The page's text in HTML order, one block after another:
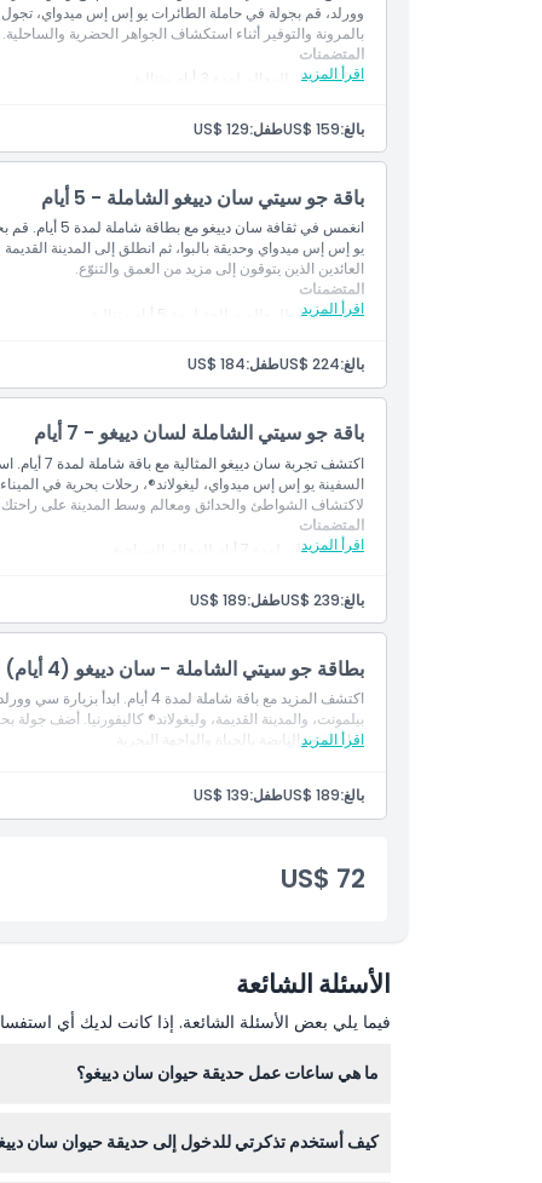
وورلد، قم بجولة في حاملة الطائرات يو إس إس ميدواي، تجول
بالمرونة والتوفير أثناء استكشاف الجواهر الحضرية والساحلية.
اقرأ المزيد
المتضمنات
بطاقة دخول للمعالم لمدة 3 أيام متتالية
دخول مجاني إلى معلم مميز واحد من اختيارك (اختر من: سي
"اصعد وانزل" في البلدة القديمة لمدة 3 أيام)
دليل رقمي بمعلومات عن المعالم وتعليمات
بالغ:US$ 159طفل:US$ 129
باقة جو سيتي سان دييغو الشاملة - 5 أيام
انغمس في
يو إس إس ميدواي وحديقة بالبوا، ثم انطلق إلى المدينة
العائدين الذين يتوقون إلى مزيد من العمق والتنوّع.
اقرأ المزيد
المتضمنات
بطاقة دخول للمعالم صالحة لمدة 5 أيام متتالية
دخول مجاني إلى واحد من المعالم المميزة من اختيارك
جولة ترام المدينة القديمة بنظام الصعود والنزول لمدة 3 أيام)
دليل رقمي يتضمن معلومات عن المعالم وإرشادات.
بالغ:US$ 224طفل:US$ 184
باقة جو سيتي الشاملة لسان دييغو - 7 أيام
اكتشف
السفينة يو إس إس ميدواي، ليغولاند®، رحلات بحرية في
لاكتشاف الشواطئ والحدائق ومعالم وسط المدينة على راحتك.
اقرأ المزيد
المتضمنات
تصريح متتالي لمدة 7 أيام للمعالم السياحية
دخول مجاني إلى أحد المعالم المميزة من اختيارك (اختر من:
ترام الحي القديم بصعود ونزول لمدة 3 أيام)
دليل رقمي يحتوي على معلومات عن المعالم وتعليمات.
بالغ:US$ 239طفل:US$ 189
بطاقة جو سيتي الشاملة - سان دييغو (4 أيام)
اكتشف المزيد مع باقة شاملة لمدة
بيلمونت، والمدينة القديمة، وليغولاند® كاليفورنيا. أضف
سان دييغو النابضة بالحياة والواجهة البحرية.
اقرأ المزيد
بالغ:US$ 189طفل:US$ 139
US$ 72
الأسئلة الشائعة
فيما يلي بعض الأسئلة الشائعة. إذا كانت لديك أي
ما هي ساعات عمل حديقة حيوان سان دييغو؟
كيف أستخدم تذكرتي للدخول إلى حديقة حيوان سان